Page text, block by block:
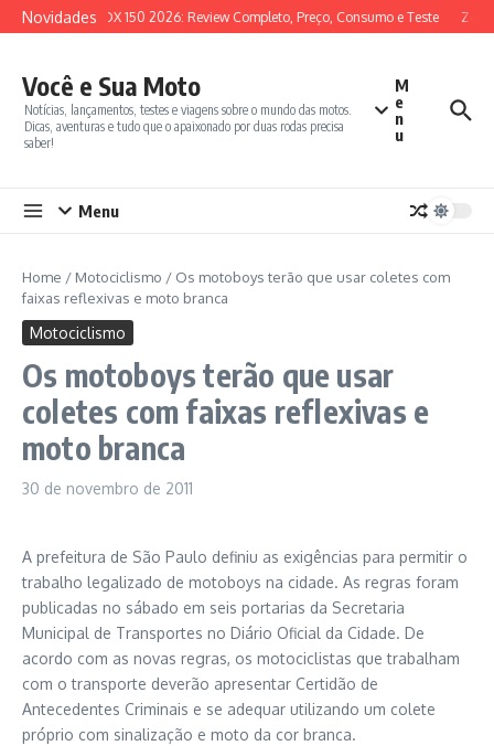
Ir para o conteúdo
NovidadesSYM ADX 150 2026: Review Completo, Preço, Consumo e Teste
Você e Sua Moto
Notícias, lançamentos, testes e viagens sobre o mundo das motos.
Dicas, aventuras e tudo que o apaixonado por duas rodas precisa
saber!
M
e
n
u
Menu
Home / Motociclismo / Os motoboys terão que usar coletes com
faixas reflexivas e moto branca
Motociclismo
Os motoboys terão que usar
coletes com faixas reflexivas e
moto branca
30 de novembro de 2011
A prefeitura de São Paulo definiu as exigências para permitir o
trabalho legalizado de motoboys na cidade. As regras foram
publicadas no sábado em seis portarias da Secretaria
Municipal de Transportes no Diário Oficial da Cidade. De
acordo com as novas regras, os motociclistas que trabalham
com o transporte deverão apresentar Certidão de
Antecedentes Criminais e se adequar utilizando um colete
próprio com sinalização e moto da cor branca.